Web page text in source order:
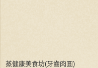
蒸健康美食坊(牙齒肉圓)